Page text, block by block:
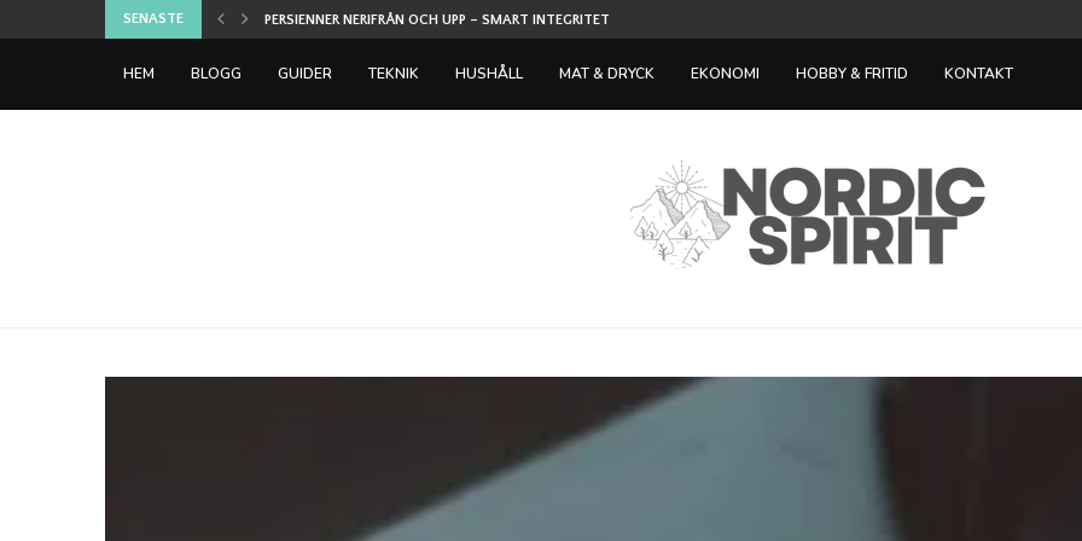
SENASTE PERSIENNER NERIFRÅN OCH UPP – SMART INTEGRITET OCH...
HEM BLOGG GUIDER TEKNIK HUSHÅLL MAT & DRYCK EKONOMI HOBBY & FRITID KONTAKT